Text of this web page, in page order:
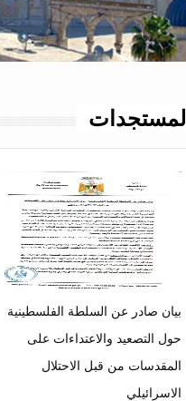
المستجدات
بيان صادر عن السلطة الفلسطينية
حول التصعيد والاعتداءات على
المقدسات من قبل الاحتلال
الاسرائيلي